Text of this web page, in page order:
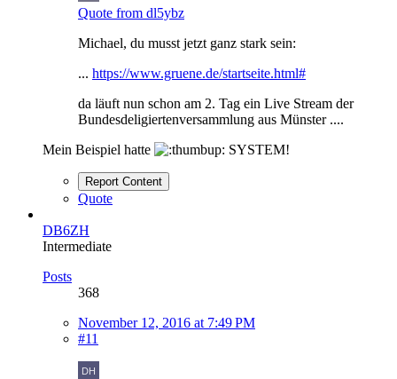
Quote from dl5ybz
Michael, du musst jetzt ganz stark sein:
... https://www.gruene.de/startseite.html#
da läuft nun schon am 2. Tag ein Live Stream der
Bundesdeligiertenversammlung aus Münster ....
Mein Beispiel hatte
SYSTEM!
Report Content
Quote
DB6ZH
Intermediate
Posts
368
November 12, 2016 at 7:49 PM
#11